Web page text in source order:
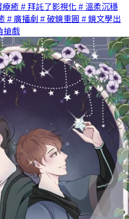
療癒 # 拜託了影視化 # 溫柔沉穩
# 廣播劇 # 破鏡重圓 # 鏡文學出
搶戲